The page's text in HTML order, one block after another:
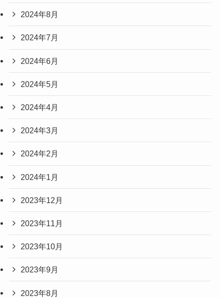
2024年8月
2024年7月
2024年6月
2024年5月
2024年4月
2024年3月
2024年2月
2024年1月
2023年12月
2023年11月
2023年10月
2023年9月
2023年8月